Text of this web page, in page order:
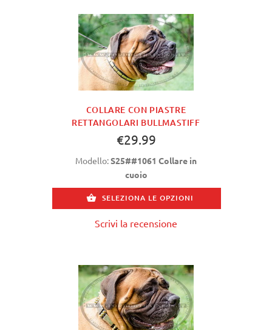
COLLARE CON PIASTRE
RETTANGOLARI BULLMASTIFF
€29.99
Modello:S25##1061 Collare in
cuoio
SELEZIONA LE OPZIONI
Scrivi la recensione